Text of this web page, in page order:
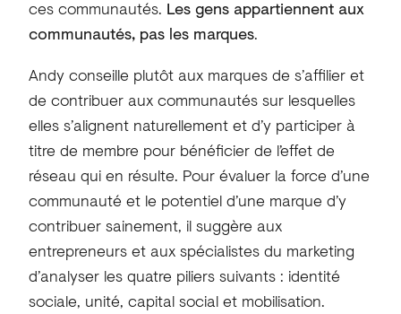
ces communautés. Les gens appartiennent aux
communautés, pas les marques.
Andy conseille plutôt aux marques de s’affilier et
de contribuer aux communautés sur lesquelles
elles s’alignent naturellement et d’y participer à
titre de membre pour bénéficier de l’effet de
réseau qui en résulte. Pour évaluer la force d’une
communauté et le potentiel d’une marque d’y
contribuer sainement, il suggère aux
entrepreneurs et aux spécialistes du marketing
d’analyser les quatre piliers suivants : identité
sociale, unité, capital social et mobilisation.